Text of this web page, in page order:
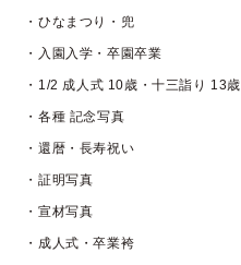
・ひなまつり・兜
・入園入学・卒園卒業
・1/2 成人式 10歳・十三詣り 13歳
・各種 記念写真
・還暦・長寿祝い
・証明写真
・宣材写真
・成人式・卒業袴